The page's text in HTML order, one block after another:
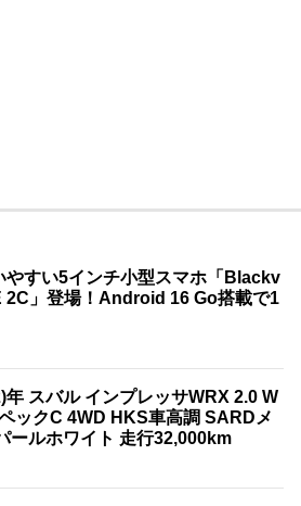
やすい5インチ小型スマホ「Blackv
2C」登場！Android 16 Go搭載で1
年 スバル インプレッサWRX 2.0 W
ックC 4WD HKS車高調 SARDメ
ールホワイト 走行32,000km